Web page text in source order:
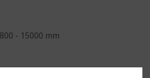
- 15000 mm